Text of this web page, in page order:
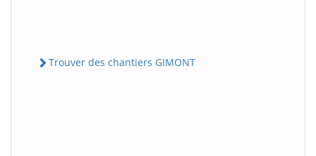
Trouver des chantiers GIMONT